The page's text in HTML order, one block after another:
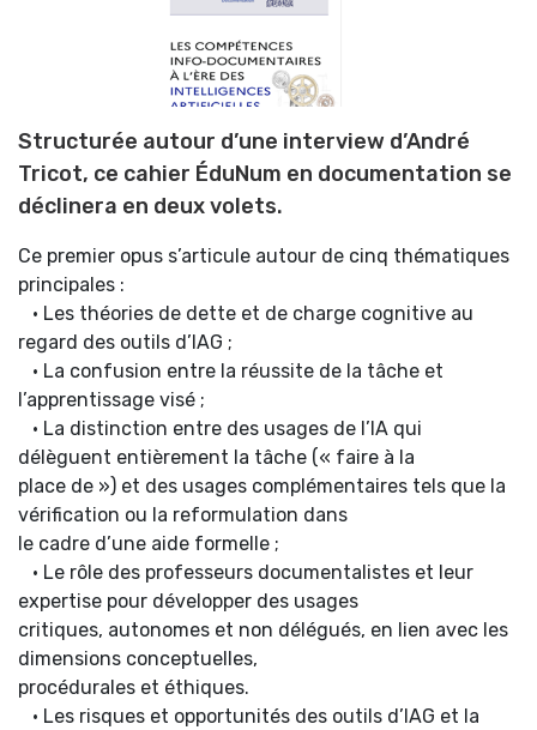
Structurée autour d’une interview d’André
Tricot, ce cahier ÉduNum en documentation se
déclinera en deux volets.
Ce premier opus s’articule autour de cinq thématiques
principales :
• Les théories de dette et de charge cognitive au
regard des outils d’IAG ;
• La confusion entre la réussite de la tâche et
l’apprentissage visé ;
• La distinction entre des usages de l’IA qui
délèguent entièrement la tâche (« faire à la
place de ») et des usages complémentaires tels que la
vérification ou la reformulation dans
le cadre d’une aide formelle ;
• Le rôle des professeurs documentalistes et leur
expertise pour développer des usages
critiques, autonomes et non délégués, en lien avec les
dimensions conceptuelles,
procédurales et éthiques.
• Les risques et opportunités des outils d’IAG et la